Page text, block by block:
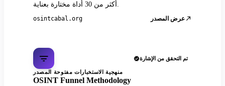
أكثر من 30 أداة مختارة بعناية.
osintcabal.org عرض المصدر
تم التحقق من الإشارة
منهجية الاستخبارات مفتوحة المصدر
OSINT Funnel Methodology